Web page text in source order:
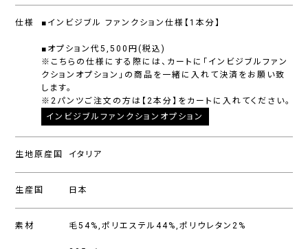
仕様 ■インビジブル ファンクション仕様【1本分】
■オプション代5,500円(税込)
※こちらの仕様にする際には、カートに「インビジブルファン
クションオプション」の商品を一緒に入れて決済をお願い致
します。
※2パンツご注文の方は【2本分】をカートに入れてください。
インビジブルファンクションオプション
生地原産国 イタリア
生産国 日本
素材 毛54%,ポリエステル44%,ポリウレタン2%